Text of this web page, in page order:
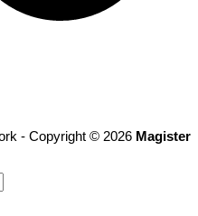
- Copyright © 2026 Magister